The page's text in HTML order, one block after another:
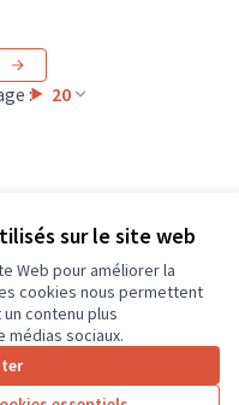
sur le site web
Web pour améliorer la
cookies nous permettent
contenu plus
médias sociaux.
: 20